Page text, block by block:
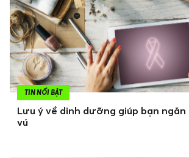
TIN NỔI BẬT
Lưu ý về dinh dưỡng giúp bạn
vú